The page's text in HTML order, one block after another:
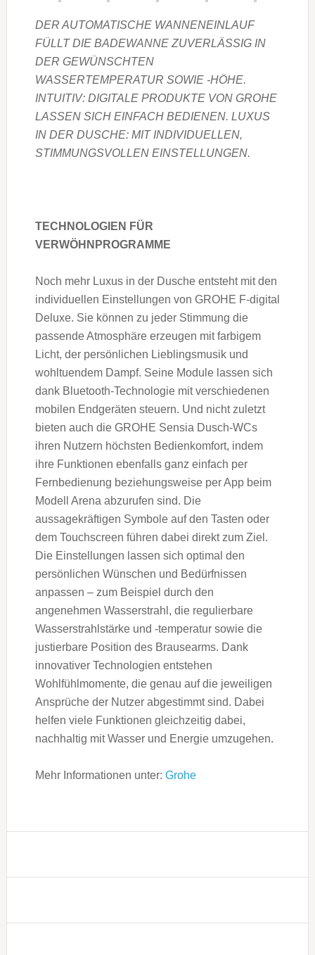
DER AUTOMATISCHE WANNENEINLAUF
FÜLLT DIE BADEWANNE ZUVERLÄSSIG IN
DER GEWÜNSCHTEN
WASSERTEMPERATUR SOWIE -HÖHE.
INTUITIV: DIGITALE PRODUKTE VON GROHE
LASSEN SICH EINFACH BEDIENEN. LUXUS
IN DER DUSCHE: MIT INDIVIDUELLEN,
STIMMUNGSVOLLEN EINSTELLUNGEN.
TECHNOLOGIEN FÜR
VERWÖHNPROGRAMME
Noch mehr Luxus in der Dusche entsteht mit den
individuellen Einstellungen von GROHE F-digital
Deluxe. Sie können zu jeder Stimmung die
passende Atmosphäre erzeugen mit farbigem
Licht, der persönlichen Lieblingsmusik und
wohltuendem Dampf. Seine Module lassen sich
dank Bluetooth-Technologie mit verschiedenen
mobilen Endgeräten steuern. Und nicht zuletzt
bieten auch die GROHE Sensia Dusch-WCs
ihren Nutzern höchsten Bedienkomfort, indem
ihre Funktionen ebenfalls ganz einfach per
Fernbedienung beziehungsweise per App beim
Modell Arena abzurufen sind. Die
aussagekräftigen Symbole auf den Tasten oder
dem Touchscreen führen dabei direkt zum Ziel.
Die Einstellungen lassen sich optimal den
persönlichen Wünschen und Bedürfnissen
anpassen – zum Beispiel durch den
angenehmen Wasserstrahl, die regulierbare
Wasserstrahlstärke und -temperatur sowie die
justierbare Position des Brausearms. Dank
innovativer Technologien entstehen
Wohlfühlmomente, die genau auf die jeweiligen
Ansprüche der Nutzer abgestimmt sind. Dabei
helfen viele Funktionen gleichzeitig dabei,
nachhaltig mit Wasser und Energie umzugehen.
Mehr Informationen unter: Grohe